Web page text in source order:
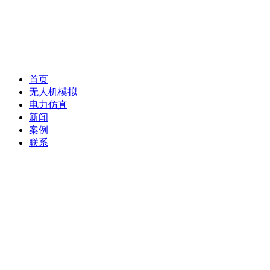
首页
无人机模拟
电力仿真
新闻
案例
联系